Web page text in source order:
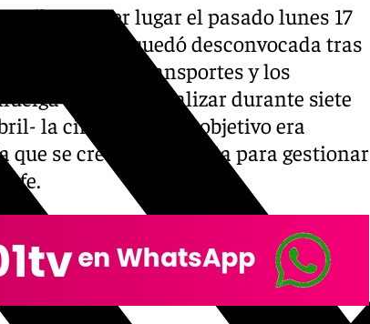
iba a tener lugar el pasado lunes 17
ferroviaria quedó desconvocada tras
Ministerio de Transportes y los
buscaba paralizar durante siete
la circulación. El objetivo era
que se cree en Cataluña para gestionar